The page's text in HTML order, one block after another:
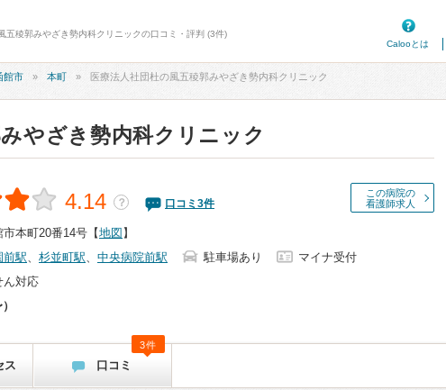
五稜郭みやざき勢内科クリニックの口コミ・評判 (3件)
Calooとは
館市 本町 医療法人社団杜の風五稜郭みやざき勢内科クリニック
やざき勢内科クリニック
この病院の
看護師求人
4.14 ？ 口コミ 3件
市本町20番14号 【地図 】
前駅、 杉並町駅、 中央病院前駅 駐車場あり
マイナ受付
ん対応
ス 口コミ
3件